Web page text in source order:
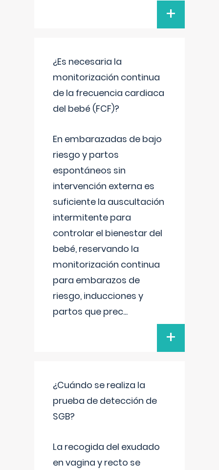
+
¿Es necesaria la
monitorización continua
de la frecuencia cardiaca
del bebé (FCF)?
En embarazadas de bajo
riesgo y partos
espontáneos sin
intervención externa es
suficiente la auscultación
intermitente para
controlar el bienestar del
bebé, reservando la
monitorización continua
para embarazos de
riesgo, inducciones y
partos que prec...
+
¿Cuándo se realiza la
prueba de detección de
SGB?
La recogida del exudado
en vagina y recto se